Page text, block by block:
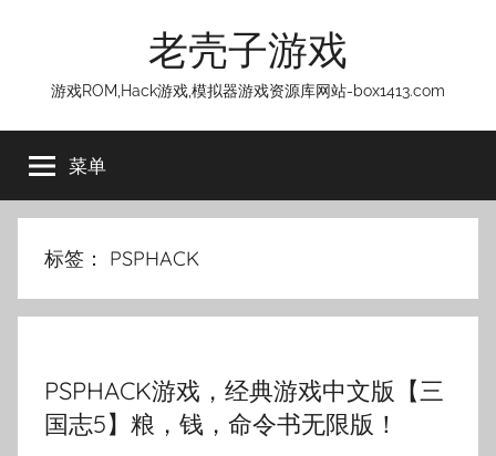
老壳子游戏
游戏ROM,Hack游戏,模拟器游戏资源库网站-box1413.com
菜单
标签： PSPHACK
PSPHACK游戏，经典游戏中文版【三
国志5】粮，钱，命令书无限版！